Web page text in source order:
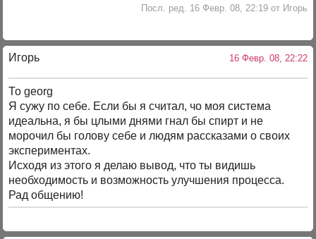
Посл. ред. 16 Февр. 08, 22:19 от Игорь
Игорь 16 Февр. 08, 22:22
То georg
Я сужу по себе. Если бы я считал, чо моя система
идеальна, я бы цлыми днями гнал бы спирт и не
морочил бы голову себе и людям рассказами о своих
экспериментах.
Исходя из этого я делаю вывод, что ты видишь
необходимость и возможность улучшения процесса.
Рад общению!